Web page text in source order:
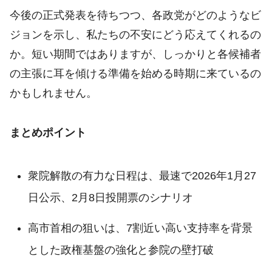
今後の正式発表を待ちつつ、各政党がどのようなビ
ジョンを示し、私たちの不安にどう応えてくれるの
か。短い期間ではありますが、しっかりと各候補者
の主張に耳を傾ける準備を始める時期に来ているの
かもしれません。
まとめポイント
衆院解散の有力な日程は、最速で2026年1月27
日公示、2月8日投開票のシナリオ
高市首相の狙いは、7割近い高い支持率を背景
とした政権基盤の強化と参院の壁打破